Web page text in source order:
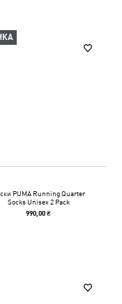
PUMA Running Quarter
Socks Unisex 2 Pack
990,00 ₴